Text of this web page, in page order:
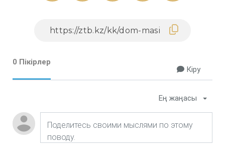
0 Пікірлер
Кіру
Ең жаңасы